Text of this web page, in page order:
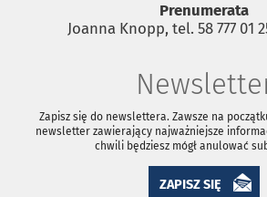
Prenumerata
Joanna Knopp, tel. 58 777 01
Zapisz się do newslettera. Zawsze na
newsletter zawierający najważniejsze
chwili będziesz mógł anulować
ZAPISZ SIĘ